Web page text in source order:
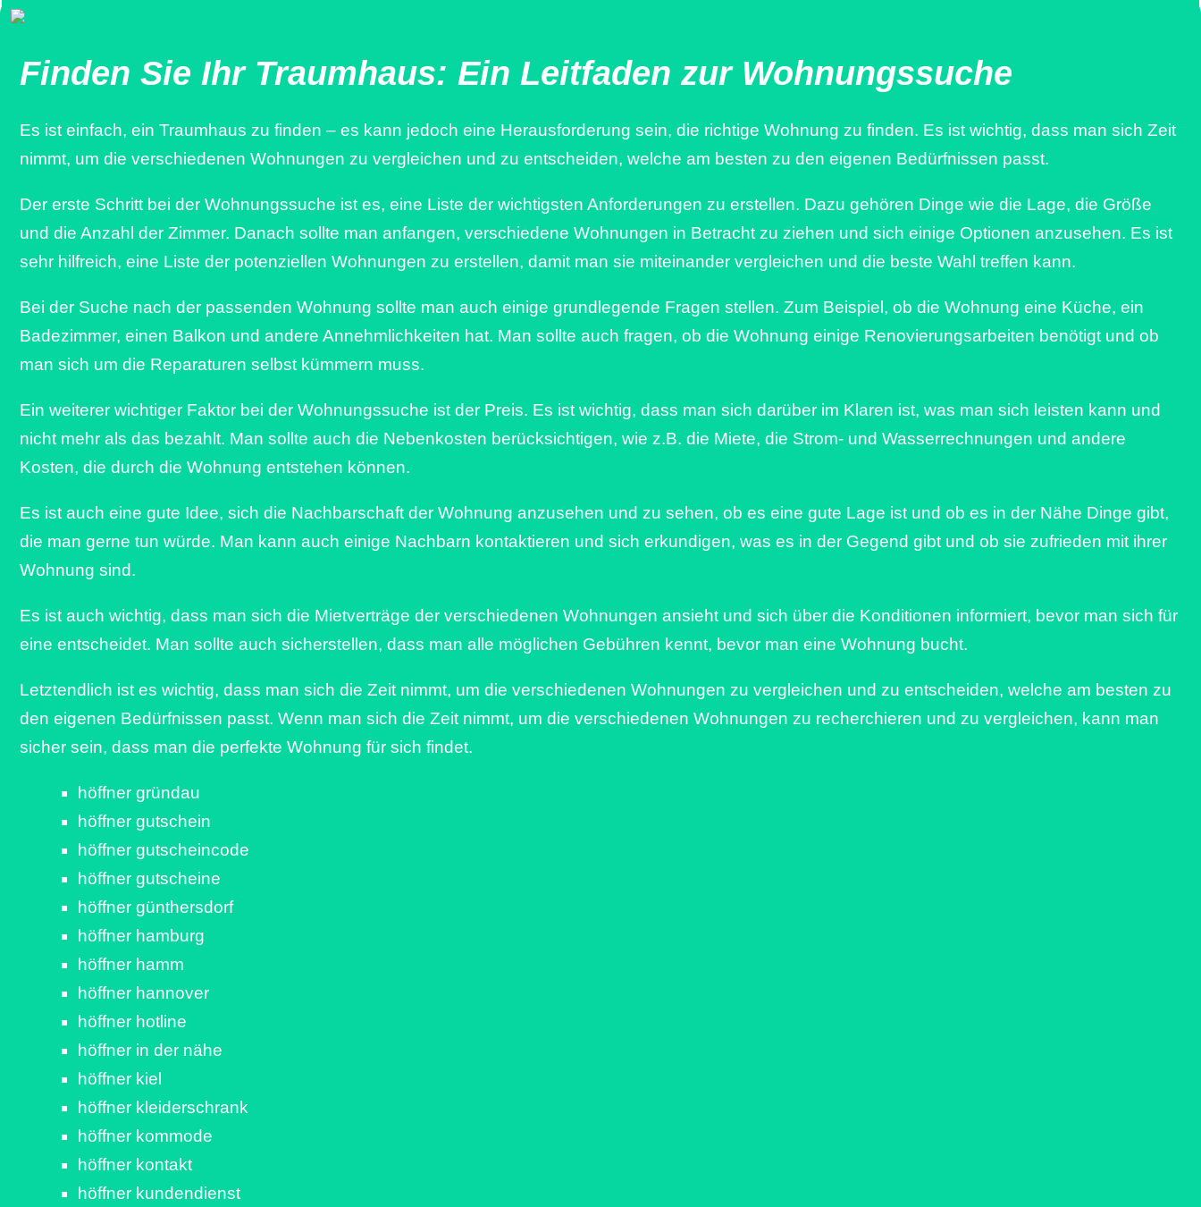
Finden Sie Ihr Traumhaus: Ein Leitfaden zur Wohnungssuche
Es ist einfach, ein Traumhaus zu finden – es kann jedoch eine Herausforderung sein, die richtige Wohnung zu finden. Es ist wichtig, dass man sich Zeit
nimmt, um die verschiedenen Wohnungen zu vergleichen und zu entscheiden, welche am besten zu den eigenen Bedürfnissen passt.
Der erste Schritt bei der Wohnungssuche ist es, eine Liste der wichtigsten Anforderungen zu erstellen. Dazu gehören Dinge wie die Lage, die Größe
und die Anzahl der Zimmer. Danach sollte man anfangen, verschiedene Wohnungen in Betracht zu ziehen und sich einige Optionen anzusehen. Es ist
sehr hilfreich, eine Liste der potenziellen Wohnungen zu erstellen, damit man sie miteinander vergleichen und die beste Wahl treffen kann.
Bei der Suche nach der passenden Wohnung sollte man auch einige grundlegende Fragen stellen. Zum Beispiel, ob die Wohnung eine Küche, ein
Badezimmer, einen Balkon und andere Annehmlichkeiten hat. Man sollte auch fragen, ob die Wohnung einige Renovierungsarbeiten benötigt und ob
man sich um die Reparaturen selbst kümmern muss.
Ein weiterer wichtiger Faktor bei der Wohnungssuche ist der Preis. Es ist wichtig, dass man sich darüber im Klaren ist, was man sich leisten kann und
nicht mehr als das bezahlt. Man sollte auch die Nebenkosten berücksichtigen, wie z.B. die Miete, die Strom- und Wasserrechnungen und andere
Kosten, die durch die Wohnung entstehen können.
Es ist auch eine gute Idee, sich die Nachbarschaft der Wohnung anzusehen und zu sehen, ob es eine gute Lage ist und ob es in der Nähe Dinge gibt,
die man gerne tun würde. Man kann auch einige Nachbarn kontaktieren und sich erkundigen, was es in der Gegend gibt und ob sie zufrieden mit ihrer
Wohnung sind.
Es ist auch wichtig, dass man sich die Mietverträge der verschiedenen Wohnungen ansieht und sich über die Konditionen informiert, bevor man sich für
eine entscheidet. Man sollte auch sicherstellen, dass man alle möglichen Gebühren kennt, bevor man eine Wohnung bucht.
Letztendlich ist es wichtig, dass man sich die Zeit nimmt, um die verschiedenen Wohnungen zu vergleichen und zu entscheiden, welche am besten zu
den eigenen Bedürfnissen passt. Wenn man sich die Zeit nimmt, um die verschiedenen Wohnungen zu recherchieren und zu vergleichen, kann man
sicher sein, dass man die perfekte Wohnung für sich findet.
höffner gründau
höffner gutschein
höffner gutscheincode
höffner gutscheine
höffner günthersdorf
höffner hamburg
höffner hamm
höffner hannover
höffner hotline
höffner in der nähe
höffner kiel
höffner kleiderschrank
höffner kommode
höffner kontakt
höffner kundendienst